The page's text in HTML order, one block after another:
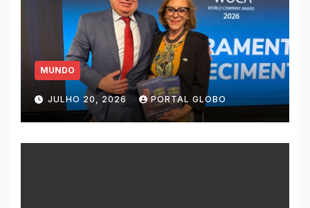
MUNDO
JULHO 20, 2026 PORTAL GLOBO